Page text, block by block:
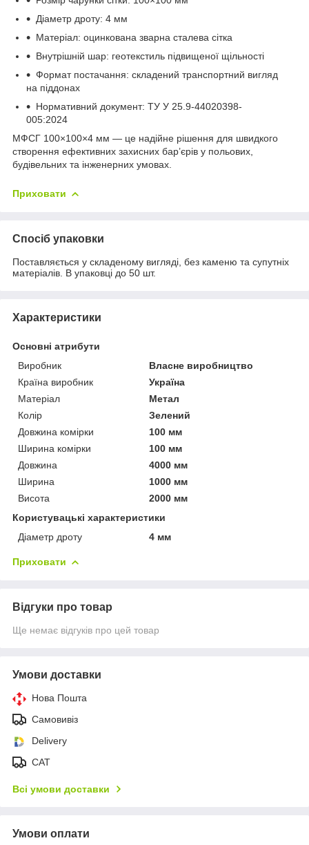
Діаметр дроту: 4 мм
Матеріал: оцинкована зварна сталева сітка
Внутрішній шар: геотекстиль підвищеної щільності
Формат постачання: складений транспортний вигляд
на піддонах
Нормативний документ: ТУ У 25.9-44020398-
005:2024
МФСГ 100×100×4 мм — це надійне рішення для швидкого
створення ефективних захисних бар’єрів у польових,
будівельних та інженерних умовах.
Приховати
Спосіб упаковки
Поставляється у складеному вигляді, без каменю та супутніх
матеріалів. В упаковці до 50 шт.
Характеристики
Основні атрибути
Виробник
Власне виробництво
Країна виробник
Україна
Матеріал
Метал
Колір
Зелений
Довжина комірки
100 мм
Ширина комірки
100 мм
Довжина
4000 мм
Ширина
1000 мм
Висота
2000 мм
Користувацькі характеристики
Діаметр дроту
4 мм
Приховати
Відгуки про товар
Ще немає відгуків про цей товар
Умови доставки
Нова Пошта
Самовивіз
Delivery
САТ
Всі умови доставки
Умови оплати